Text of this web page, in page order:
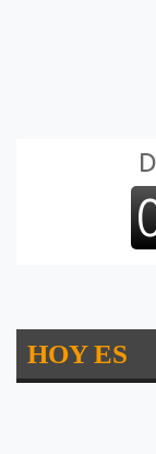
HOY ES